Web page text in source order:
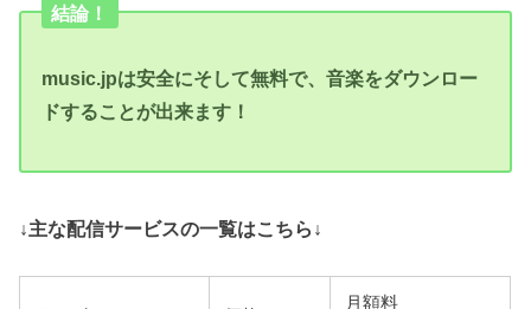
結論！
music.jpは安全にそして無料で、音楽をダウンロー
ドすることが出来ます！
↓主な配信サービスの一覧はこちら↓
月額料